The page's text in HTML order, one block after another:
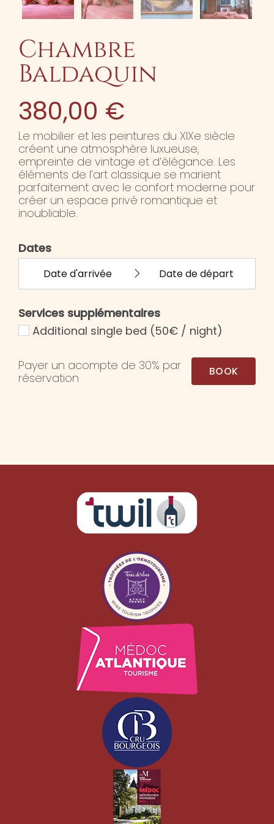
Chambre
Baldaquin
380,00 €
Le mobilier et les peintures du XIXe siècle
créent une atmosphère luxueuse,
empreinte de vintage et d’élégance. Les
éléments de l’art classique se marient
parfaitement avec le confort moderne pour
créer un espace privé romantique et
inoubliable.
Dates
Services supplémentaires
Additional single bed (50€ / night)
Payer un acompte de 30% par
réservation
BOOK